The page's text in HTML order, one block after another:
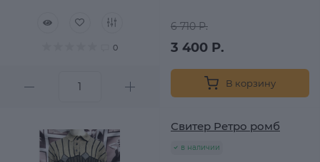
0
6 710 Р.
3 400 Р.
В корзину
Свитер Ретро ромб
в наличии